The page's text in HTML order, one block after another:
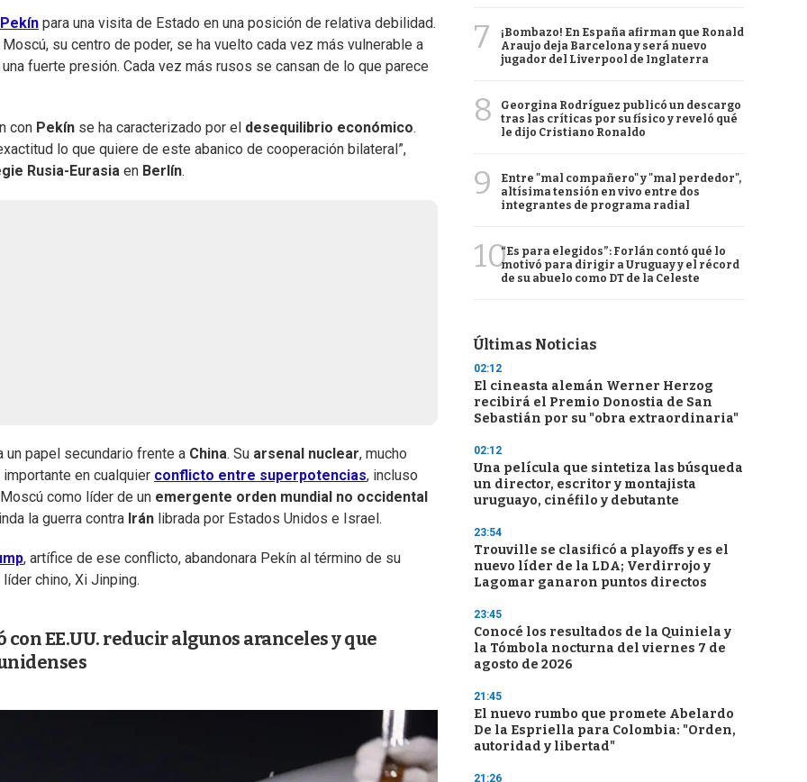
Pekín para una visita de Estado en una posición de relativa debilidad.
Moscú, su centro de poder, se ha vuelto cada vez más vulnerable a
fuerte presión. Cada vez más rusos se cansan de lo que parece
con Pekín se ha caracterizado por el desequilibrio económico.
lo que quiere de este abanico de cooperación bilateral”,
Rusia-Eurasia en Berlín.
un papel secundario frente a China. Su arsenal nuclear, mucho
en cualquier conflicto entre superpotencias, incluso
como líder de un emergente orden mundial no occidental
la guerra contra Irán librada por Estados Unidos e Israel.
, artífice de ese conflicto, abandonara Pekín al término de su
chino, Xi Jinping.
EE.UU. reducir algunos aranceles y que
7
¡Bombazo! En España afirman que Ronald
Araujo deja Barcelona y será nuevo
jugador del Liverpool de Inglaterra
8
Georgina Rodríguez publicó un descargo
tras las críticas por su físico y reveló qué
le dijo Cristiano Ronaldo
9
Entre "mal compañero" y "mal perdedor",
altísima tensión en vivo entre dos
integrantes de programa radial
10“Es para elegidos”: Forlán contó qué lo
motivó para dirigir a Uruguay y el récord
de su abuelo como DT de la Celeste
Últimas Noticias
02:12
El cineasta alemán Werner Herzog
recibirá el Premio Donostia de San
Sebastián por su "obra extraordinaria"
02:12
Una película que sintetiza las búsqueda
un director, escritor y montajista
uruguayo, cinéfilo y debutante
23:54
Trouville se clasificó a playoffs y es el
nuevo líder de la LDA; Verdirrojo y
Lagomar ganaron puntos directos
23:45
Conocé los resultados de la Quiniela y
la Tómbola nocturna del viernes 7 de
agosto de 2026
21:45
El nuevo rumbo que promete Abelardo
De la Espriella para Colombia: "Orden,
autoridad y libertad"
21:26